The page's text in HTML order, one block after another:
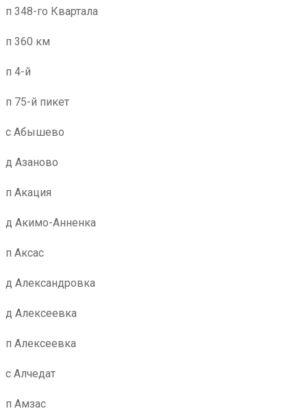
п 348-го Квартала
п 360 км
п 4-й
п 75-й пикет
с Абышево
д Азаново
п Акация
д Акимо-Анненка
п Аксас
д Александровка
д Алексеевка
п Алексеевка
с Алчедат
п Амзас